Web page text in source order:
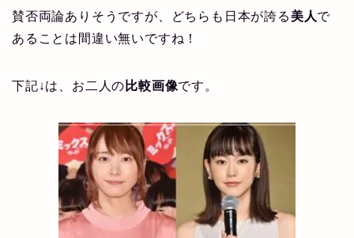
賛否両論ありそうですが、どちらも日本が誇る 美人で
あることは間違い無いですね！
下記↓は、お二人の 比較画像です。